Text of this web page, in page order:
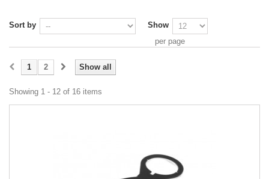
Sort by
Show
per page
Show all
1 2
Showing 1 - 12 of 16 items